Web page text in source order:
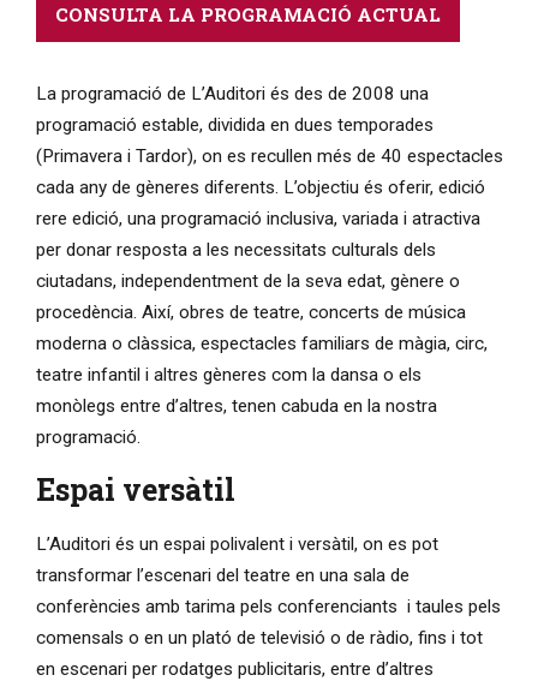
CONSULTA LA PROGRAMACIÓ ACTUAL
La programació de L’Auditori és des de 2008 una
programació estable, dividida en dues temporades
(Primavera i Tardor), on es recullen més de 40 espectacles
cada any de gèneres diferents. L’objectiu és oferir, edició
rere edició, una programació inclusiva, variada i atractiva
per donar resposta a les necessitats culturals dels
ciutadans, independentment de la seva edat, gènere o
procedència. Així, obres de teatre, concerts de música
moderna o clàssica, espectacles familiars de màgia, circ,
teatre infantil i altres gèneres com la dansa o els
monòlegs entre d’altres, tenen cabuda en la nostra
programació.
Espai versàtil
L’Auditori és un espai polivalent i versàtil, on es pot
transformar l’escenari del teatre en una sala de
conferències amb tarima pels conferenciants i taules pels
comensals o en un plató de televisió o de ràdio, fins i tot
en escenari per rodatges publicitaris, entre d’altres